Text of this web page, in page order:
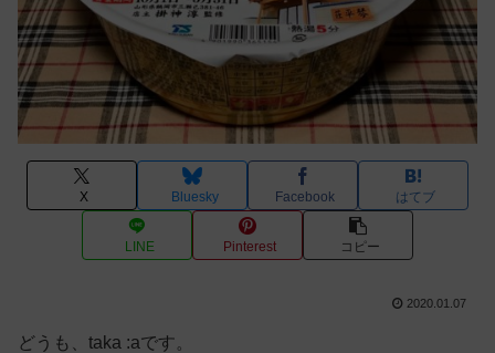
X Bluesky Facebook はてブ
LINE Pinterest コピー
2020.01.07
どうも、taka :aです。